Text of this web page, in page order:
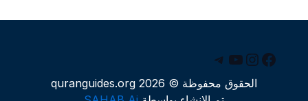
فيسبوكإنستجرام
يوتيوب
تيليجرام
الحقوق محفوظة © 2026 quranguides.org